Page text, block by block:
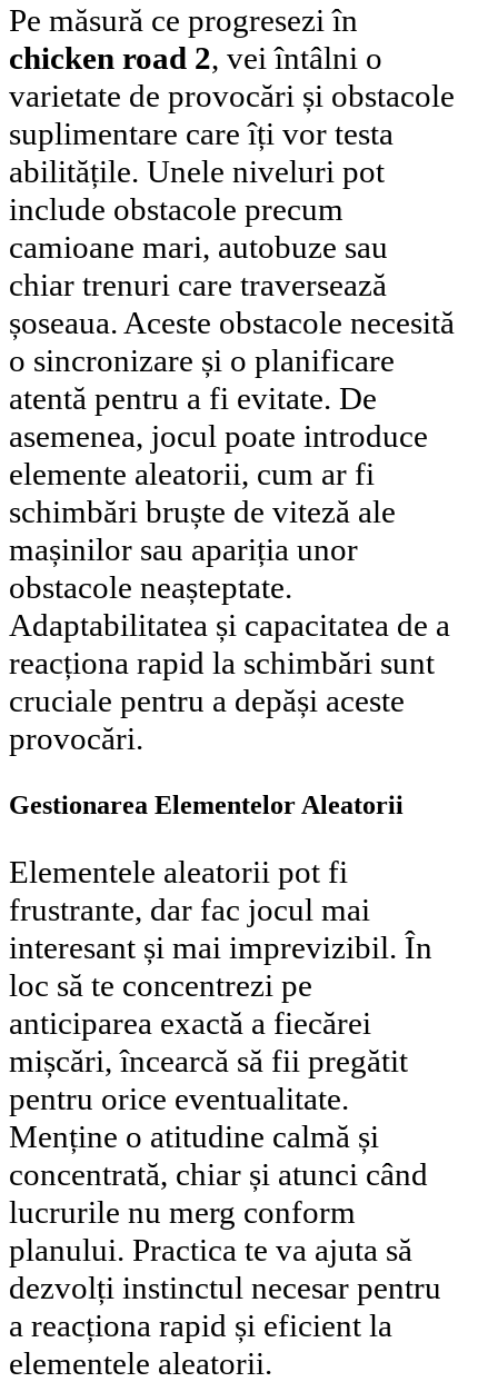
Pe măsură ce progresezi în
chicken road 2, vei întâlni o
varietate de provocări și obstacole
suplimentare care îți vor testa
abilitățile. Unele niveluri pot
include obstacole precum
camioane mari, autobuze sau
chiar trenuri care traversează
șoseaua. Aceste obstacole necesită
o sincronizare și o planificare
atentă pentru a fi evitate. De
asemenea, jocul poate introduce
elemente aleatorii, cum ar fi
schimbări bruște de viteză ale
mașinilor sau apariția unor
obstacole neașteptate.
Adaptabilitatea și capacitatea de a
reacționa rapid la schimbări sunt
cruciale pentru a depăși aceste
provocări.
Gestionarea Elementelor Aleatorii
Elementele aleatorii pot fi
frustrante, dar fac jocul mai
interesant și mai imprevizibil. În
loc să te concentrezi pe
anticiparea exactă a fiecărei
mișcări, încearcă să fii pregătit
pentru orice eventualitate.
Menține o atitudine calmă și
concentrată, chiar și atunci când
lucrurile nu merg conform
planului. Practica te va ajuta să
dezvolți instinctul necesar pentru
a reacționa rapid și eficient la
elementele aleatorii.